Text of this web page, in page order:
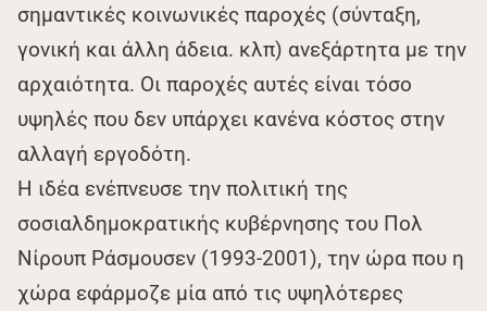
σημαντικές κοινωνικές παροχές (σύνταξη,
γονική και άλλη άδεια. κλπ) ανεξάρτητα με την
αρχαιότητα. Οι παροχές αυτές είναι τόσο
υψηλές που δεν υπάρχει κανένα κόστος στην
αλλαγή εργοδότη.
Η ιδέα ενέπνευσε την πολιτική της
σοσιαλδημοκρατικής κυβέρνησης του Πολ
Νίρουπ Ράσμουσεν (1993-2001), την ώρα που η
χώρα εφάρμοζε μία από τις υψηλότερες